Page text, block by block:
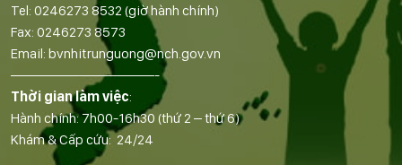
Tel: 0246273 8532 (giờ hành chính)
Fax: 0246273 8573
Email: bvnhitrunguong@nch.gov.vn
——————————-
Thời gian làm việc:
Hành chính: 7h00-16h30 (thứ 2 – thứ 6)
Khám & Cấp cứu: 24/24